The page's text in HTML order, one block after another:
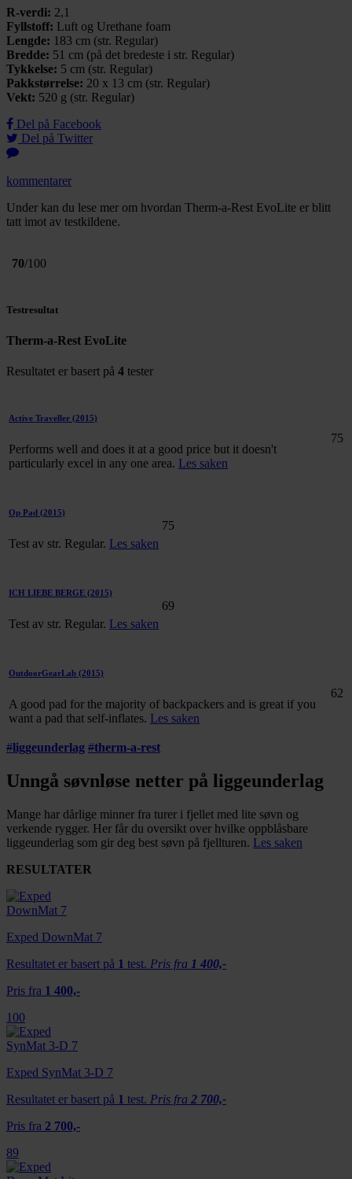
R-verdi: 2,1
Fyllstoff: Luft og Urethane foam
Lengde: 183 cm (str. Regular)
Bredde: 51 cm (på det bredeste i str. Regular)
Tykkelse: 5 cm (str. Regular)
Pakkstørrelse: 20 x 13 cm (str. Regular)
Vekt: 520 g (str. Regular)
Del på Facebook
Del på Twitter
kommentarer
Under kan du lese mer om hvordan Therm-a-Rest EvoLite er blitt
tatt imot av testkildene.
70/100
Testresultat
Therm-a-Rest EvoLite
Resultatet er basert på 4 tester
Active Traveller (2015)
Performs well and does it at a good price but it doesn't
particularly excel in any one area. Les saken
75
Op Pad (2015)
Test av str. Regular. Les saken
75
ICH LIEBE BERGE (2015)
Test av str. Regular. Les saken
69
OutdoorGearLab (2015)
A good pad for the majority of backpackers and is great if you
want a pad that self-inflates. Les saken
62
#liggeunderlag #therm-a-rest
Unngå søvnløse netter på liggeunderlag
Mange har dårlige minner fra turer i fjellet med lite søvn og
verkende rygger. Her får du oversikt over hvilke oppblåsbare
liggeunderlag som gir deg best søvn på fjellturen. Les saken
RESULTATER
Exped DownMat 7
Resultatet er basert på 1 test. Pris fra 1 400,-
Pris fra 1 400,-
100
Exped SynMat 3-D 7
Resultatet er basert på 1 test. Pris fra 2 700,-
Pris fra 2 700,-
89